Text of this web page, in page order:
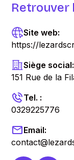
Retrouver
Site web:
https://
Siège social:
151 Rue de la
Tel. :
0329225776
Email: